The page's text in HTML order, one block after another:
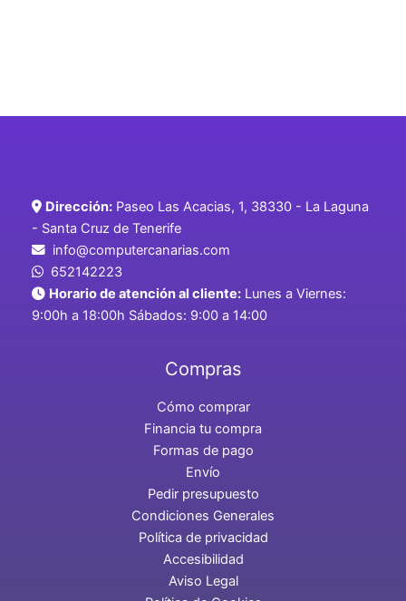
Dirección: Paseo Las Acacias, 1, 38330 - La Laguna
- Santa Cruz de Tenerife
info@computercanarias.com
652142223
Horario de atención al cliente: Lunes a Viernes:
9:00h a 18:00h Sábados: 9:00 a 14:00
Compras
Cómo comprar
Financia tu compra
Formas de pago
Envío
Pedir presupuesto
Condiciones Generales
Política de privacidad
Accesibilidad
Aviso Legal